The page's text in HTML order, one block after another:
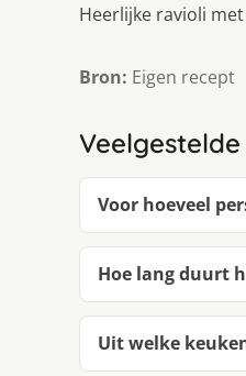
Heerlijke ravioli
Bron: Eigen recept
Voor hoeveel
Hoe lang duurt
Uit welke